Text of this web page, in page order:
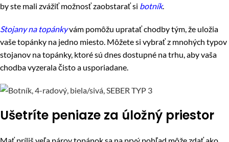
by ste mali zvážiť možnosť zaobstarať si botník.
Stojany na topánkyvám pomôžu upratať chodby tým, že uložia
vaše topánky na jedno miesto. Môžete si vybrať z mnohých typov
stojanov na topánky, ktoré sú dnes dostupné na trhu, aby vaša
chodba vyzerala čisto a usporiadane.
Ušetríte peniaze za úložný priestor